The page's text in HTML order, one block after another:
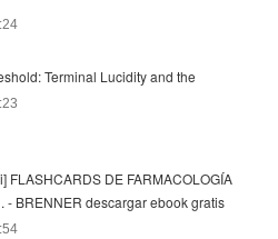
Terminal Lucidity and the
FLASHCARDS DE FARMACOLOGÍA
- BRENNER descargar ebook gratis